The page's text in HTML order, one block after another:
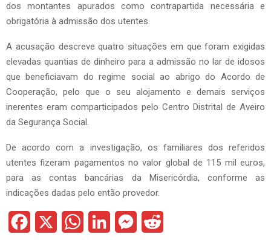
dos montantes apurados como contrapartida necessária e
obrigatória à admissão dos utentes.
A acusação descreve quatro situações em que foram exigidas
elevadas quantias de dinheiro para a admissão no lar de idosos
que beneficiavam do regime social ao abrigo do Acordo de
Cooperação, pelo que o seu alojamento e demais serviços
inerentes eram comparticipados pelo Centro Distrital de Aveiro
da Segurança Social.
De acordo com a investigação, os familiares dos referidos
utentes fizeram pagamentos no valor global de 115 mil euros,
para as contas bancárias da Misericórdia, conforme as
indicações dadas pelo então provedor.
M